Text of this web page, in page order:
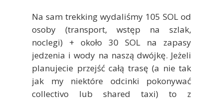
Na sam trekking wydaliśmy 105 SOL od
osoby (transport, wstęp na szlak,
noclegi) + około 30 SOL na zapasy
jedzenia i wody na naszą dwójkę. Jeżeli
planujecie przejść całą trasę (a nie tak
jak my niektóre odcinki pokonywać
collectivo lub shared taxi) to z